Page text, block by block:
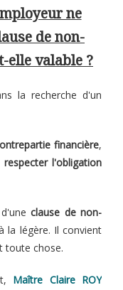
ne
de non-
elle valable ?
la recherche d'un
financière,
respecter l'obligation
d'uneclause de non-
la légère. Il convient
toute chose.
Maître Claire ROY